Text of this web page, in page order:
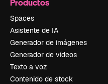
Productos
Spaces
Asistente de IA
Generador de imágenes
Generador de vídeos
Texto a voz
Contenido de stock